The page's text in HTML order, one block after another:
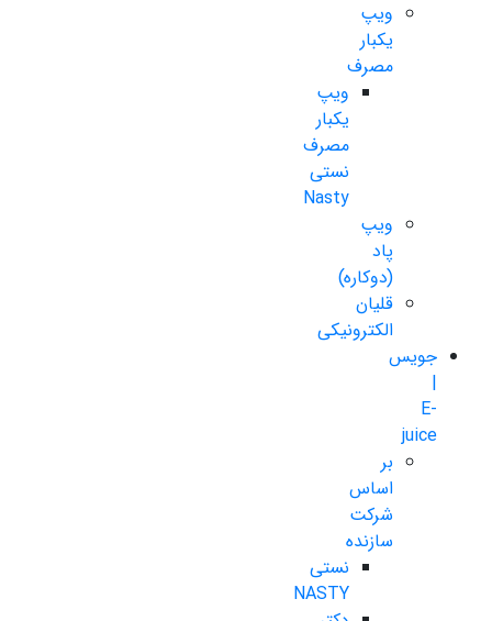
ویپ
یکبار
مصرف
ویپ
یکبار
مصرف
نستی
Nasty
ویپ
پاد
(دوکاره)
قلیان
الکترونیکی
جویس
|
E-
juice
بر
اساس
شرکت
سازنده
نستی
NASTY